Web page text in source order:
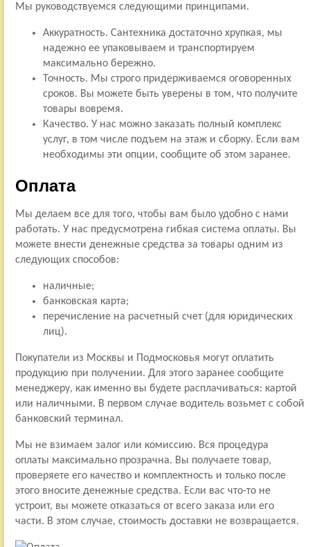
Мы руководствуемся следующими принципами.
Аккуратность. Сантехника достаточно хрупкая, мы
надежно ее упаковываем и транспортируем
максимально бережно.
Точность. Мы строго придерживаемся оговоренных
сроков. Вы можете быть уверены в том, что получите
товары вовремя.
Качество. У нас можно заказать полный комплекс
услуг, в том числе подъем на этаж и сборку. Если вам
необходимы эти опции, сообщите об этом заранее.
Оплата
Мы делаем все для того, чтобы вам было удобно с нами
работать. У нас предусмотрена гибкая система оплаты. Вы
можете внести денежные средства за товары одним из
следующих способов:
наличные;
банковская карта;
перечисление на расчетный счет (для юридических
лиц).
Покупатели из Москвы и Подмосковья могут оплатить
продукцию при получении. Для этого заранее сообщите
менеджеру, как именно вы будете расплачиваться: картой
или наличными. В первом случае водитель возьмет с собой
банковский терминал.
Мы не взимаем залог или комиссию. Вся процедура
оплаты максимально прозрачна. Вы получаете товар,
проверяете его качество и комплектность и только после
этого вносите денежные средства. Если вас что-то не
устроит, вы можете отказаться от всего заказа или его
части. В этом случае, стоимость доставки не возвращается.